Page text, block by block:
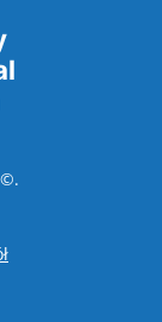
otwiera się w